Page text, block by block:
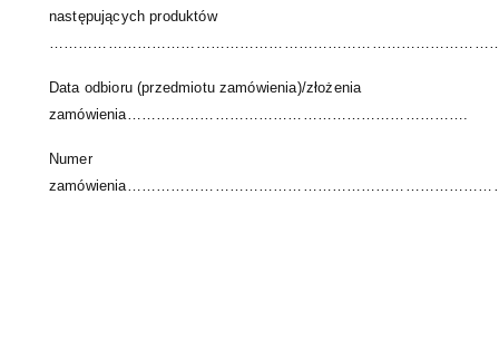
następujących produktów
Data odbioru (przedmiotu zamówienia)/złożenia
zamówienia…………………………………………………………….
Numer